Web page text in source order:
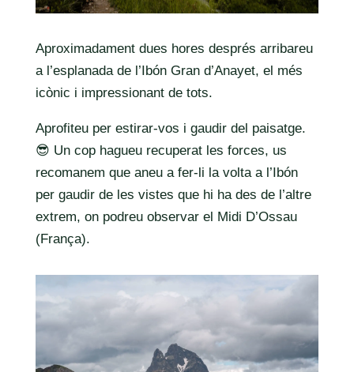
Aproximadament dues hores després arribareu
a l’esplanada de l’Ibón Gran d’Anayet, el més
icònic i impressionant de tots.
Aprofiteu per estirar-vos i gaudir del paisatge.
😎 Un cop hagueu recuperat les forces, us
recomanem que aneu a fer-li la volta a l’Ibón
per gaudir de les vistes que hi ha des de l’altre
extrem, on podreu observar el Midi D’Ossau
(França).